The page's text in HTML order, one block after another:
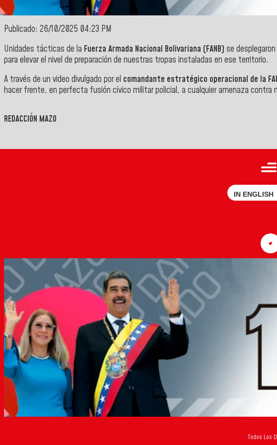
Publicado: 26/10/2025 04:23 PM
Unidades tácticas de la Fuerza Armada Nacional Bolivariana (FANB) se
para elevar el nivel de preparación de nuestras tropas instaladas en ese territorio.
A través de un video divulgado por el comandante estratégico operacional de la
hacer frente, en perfecta fusión cívico militar policial, a cualquier amenaza contra
REDACCIÓN MAZO
IN ENGLISH
Todos Los